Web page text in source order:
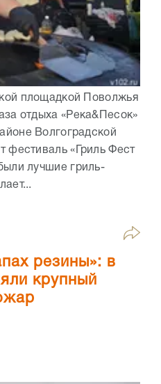
площадкой Поволжья
отдыха «Река&Песок»
Волгоградской
фестиваль «Гриль Фест
лучшие гриль-
резины»: в
крупный